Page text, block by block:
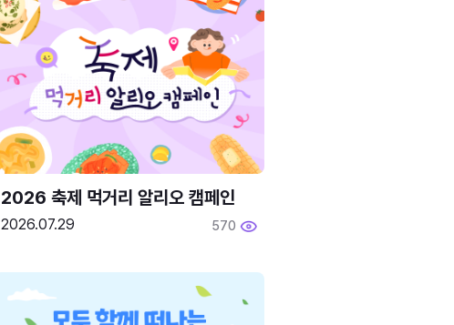
2026 축제 먹거리 알리오 캠페인
2026.07.29 570